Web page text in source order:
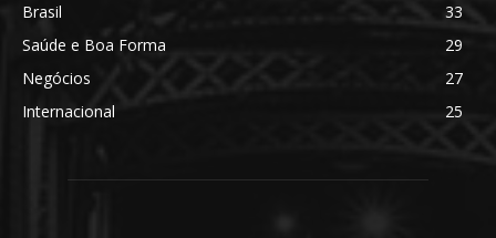
Brasil
33
Saúde e Boa Forma
29
Negócios
27
Internacional
25